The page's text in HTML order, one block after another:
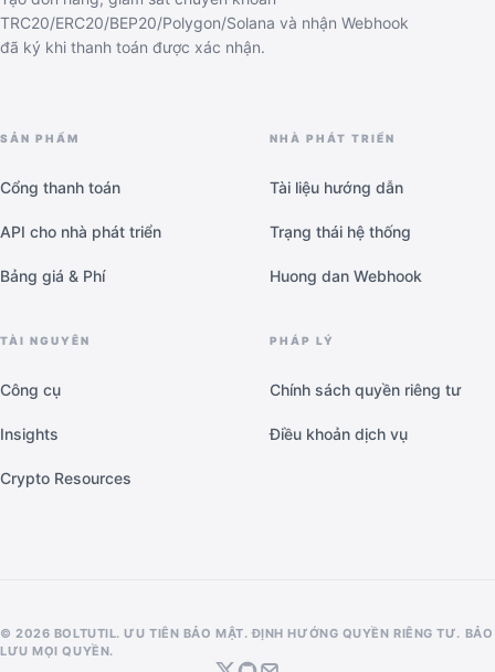
TRC20/ERC20/BEP20/Polygon/Solana và nhận Webhook
đã ký khi thanh toán được xác nhận.
SẢN PHẨM
Cổng thanh toán
API cho nhà phát triển
Bảng giá & Phí
NHÀ PHÁT TRIỂN
Tài liệu hướng dẫn
Trạng thái hệ thống
Huong dan Webhook
TÀI NGUYÊN
Công cụ
Insights
Crypto Resources
PHÁP LÝ
Chính sách quyền riêng tư
Điều khoản dịch vụ
© 2026 BOLTUTIL. ƯU TIÊN BẢO MẬT. ĐỊNH HƯỚNG QUYỀN RIÊNG TƯ. BẢO
LƯU MỌI QUYỀN.